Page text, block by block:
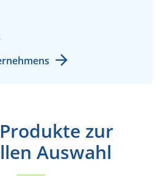
zur
Auswahl